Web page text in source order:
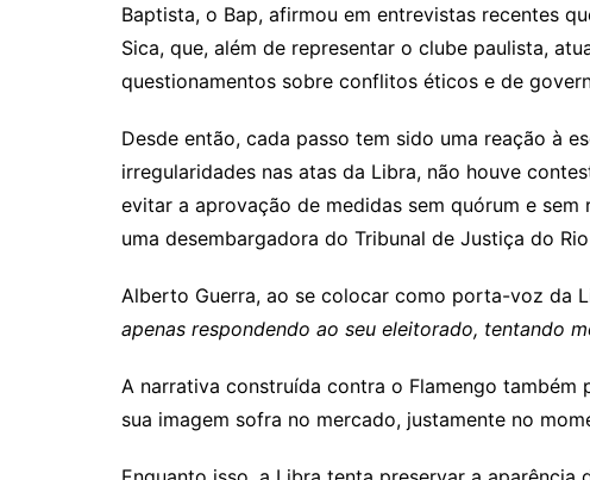
Baptista, o Bap, afirmou em entrevistas recentes
Sica, que, além de representar o clube paulista,
questionamentos sobre conflitos éticos e de
Desde então, cada passo tem sido uma reação à
irregularidades nas atas da Libra, não houve
evitar a aprovação de medidas sem quórum e
uma desembargadora do Tribunal de Justiça do
Alberto Guerra, ao se colocar como porta-voz da
apenas respondendo ao seu eleitorado, tentando
A narrativa construída contra o Flamengo
sua imagem sofra no mercado, justamente no